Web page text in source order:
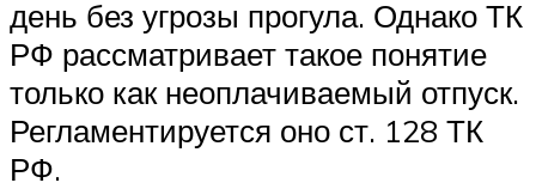
день без угрозы прогула. Однако ТК
РФ рассматривает такое понятие
только как неоплачиваемый отпуск.
Регламентируется оно ст. 128 ТК
РФ.